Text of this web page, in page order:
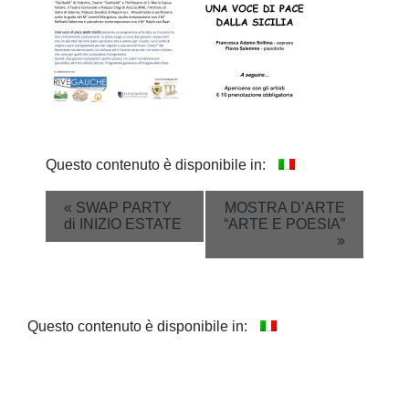
Questo contenuto è disponibile in:
Event
Navigation
« SWAP PARTY
di INIZIO ESTATE
MOSTRA D’ARTE
“ARTE E POESIA”
»
Questo contenuto è disponibile in: